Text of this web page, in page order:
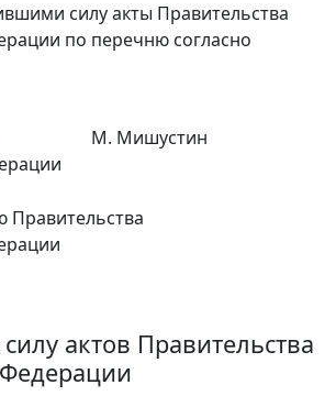
силу акты Правительства
по перечню согласно
М. Мишустин
Правительства
актов Правительства